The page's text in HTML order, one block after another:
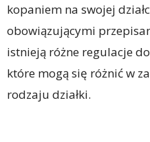
kopaniem na swojej
obowiązującymi
istnieją różne regulacje
które mogą się różnić w
rodzaju działki.